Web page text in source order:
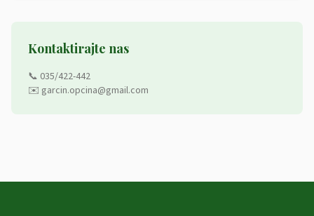
Kontaktirajte nas
📞 035/422-442
✉️ garcin.opcina@gmail.com